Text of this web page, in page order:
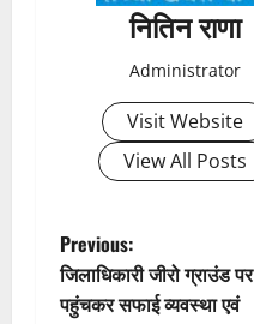
t
i
नितिन राणा
Administrator
Visit Website
View All Posts
P
o
Previous:
जिलाधिकारी जीरो ग्राउंड पर
पहुंचकर सफाई व्यवस्था एवं